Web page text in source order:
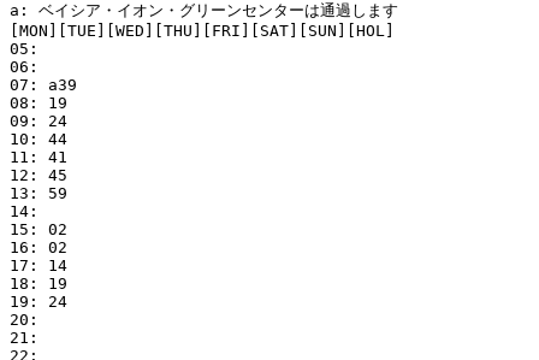
a: ベイシア・イオン・グリーンセンターは通過します
[MON][TUE][WED][THU][FRI][SAT][SUN][HOL]
05:
06:
07: a39
08: 19
09: 24
10: 44
11: 41
12: 45
13: 59
14:
15: 02
16: 02
17: 14
18: 19
19: 24
20:
21:
22: